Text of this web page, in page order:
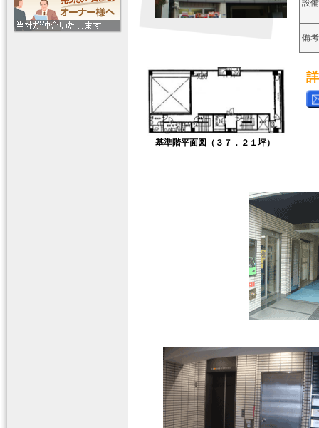
基準階平面図（３７．２１坪）
設備
備考